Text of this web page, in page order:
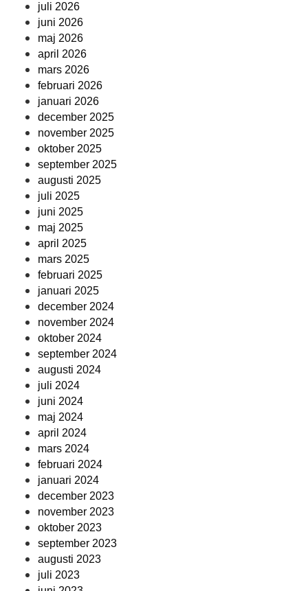
juli 2026
juni 2026
maj 2026
april 2026
mars 2026
februari 2026
januari 2026
december 2025
november 2025
oktober 2025
september 2025
augusti 2025
juli 2025
juni 2025
maj 2025
april 2025
mars 2025
februari 2025
januari 2025
december 2024
november 2024
oktober 2024
september 2024
augusti 2024
juli 2024
juni 2024
maj 2024
april 2024
mars 2024
februari 2024
januari 2024
december 2023
november 2023
oktober 2023
september 2023
augusti 2023
juli 2023